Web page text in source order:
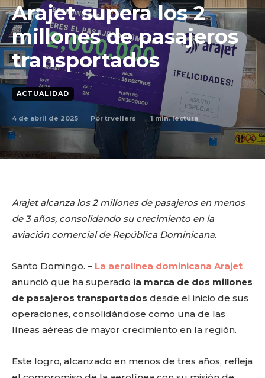
Arajet supera los 2
millones de pasajeros
transportados
ACTUALIDAD
4 de abril de 2025 Por trvellers 1 min. lectura
Arajet alcanza los 2 millones de pasajeros en menos
de 3 años, consolidando su crecimiento en la
aviación comercial de República Dominicana.
Santo Domingo. – La aerolínea dominicana Arajet
anunció que ha superado la marca de dos millones
de pasajeros transportados desde el inicio de sus
operaciones, consolidándose como una de las
líneas aéreas de mayor crecimiento en la región.
Este logro, alcanzado en menos de tres años, refleja